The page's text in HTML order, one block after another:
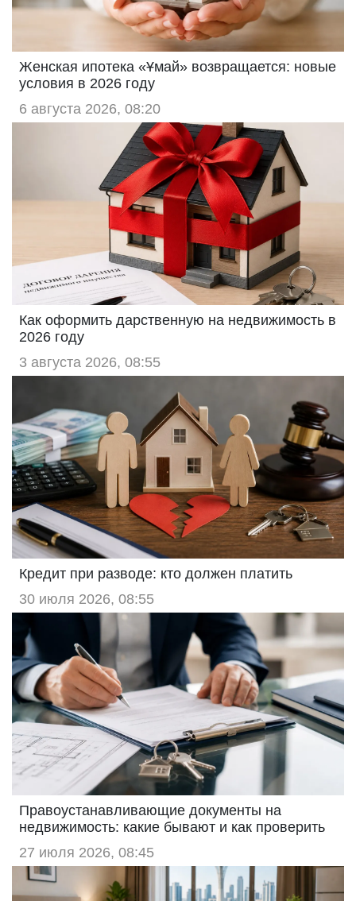
Женская ипотека «Ұмай» возвращается: новые
условия в 2026 году
6 августа 2026, 08:20
Как оформить дарственную на недвижимость в
2026 году
3 августа 2026, 08:55
Кредит при разводе: кто должен платить
30 июля 2026, 08:55
Правоустанавливающие документы на
недвижимость: какие бывают и как проверить
27 июля 2026, 08:45